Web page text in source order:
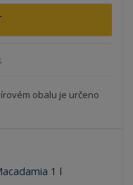
obalu je určeno